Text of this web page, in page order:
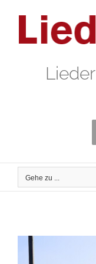
springen
Gehe zu ...